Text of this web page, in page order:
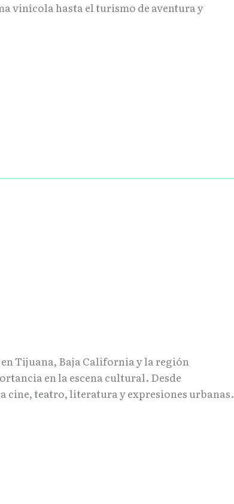
vinícola hasta el turismo de aventura y
Tijuana, Baja California y la región
en la escena cultural. Desde
cine, teatro, literatura y expresiones urbanas.